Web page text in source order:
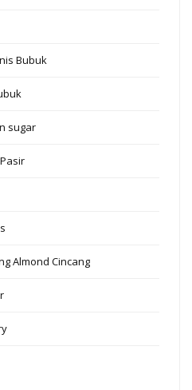
Bubuk
sugar
Almond Cincang